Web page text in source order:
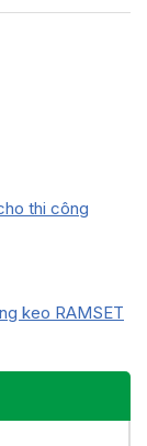
thi công
keo RAMSET